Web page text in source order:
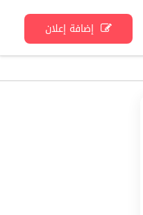
إضافة إعلان